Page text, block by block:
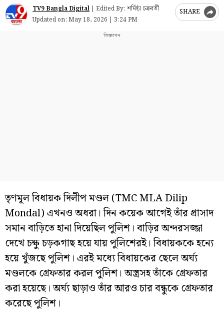
TV9 Bangla Digital | Edited By: শর্মিষ্ঠা চক্রবর্তী
Updated on: May 18, 2026 | 3:24 PM
SHARE
তৃণমূল বিধায়ক দিলীপ মণ্ডল (TMC MLA Dilip
Mondal) এখনও অধরা। দিন কয়েক আগেই তাঁর প্রাসাদ
সমান বাড়িতে হানা দিয়েছিল পুলিশ। বাড়ির অন্দরসজ্জা
দেখে চক্ষু চড়কগাছ হয়ে যায় পুলিশেরই। বিধায়ককে হন্যে
হয়ে খুঁজছে পুলিশ। এরই মধ্যে বিধায়কের ছেলে অর্ঘ্য
মণ্ডলকে গ্রেফতার করল পুলিশ। অস্ত্রসহ তাঁকে গ্রেফতার
করা হয়েছে। অর্ঘ্য ছাড়াও তাঁর আরও চার বন্ধুকে গ্রেফতার
করেছে পুলিশ।